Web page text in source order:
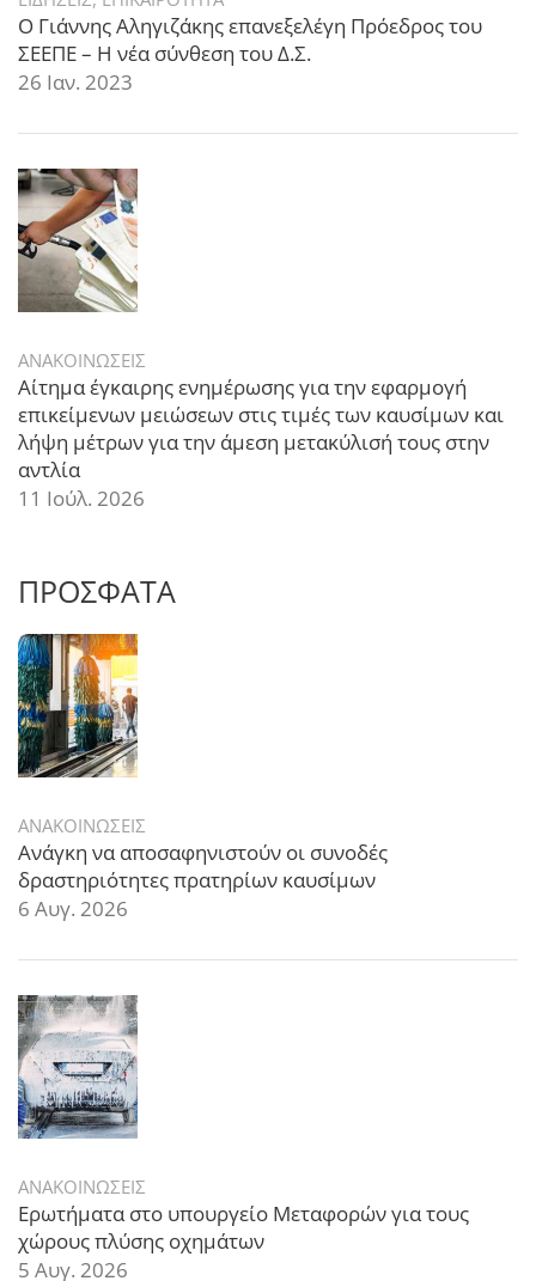
Ο Γιάννης Αληγιζάκης επανεξελέγη Πρόεδρος του
ΣΕΕΠΕ – Η νέα σύνθεση του Δ.Σ.
26 Ιαν. 2023
ΑΝΑΚΟΙΝΩΣΕΙΣ
Αίτημα έγκαιρης ενημέρωσης για την εφαρμογή
επικείμενων μειώσεων στις τιμές των καυσίμων και
λήψη μέτρων για την άμεση μετακύλισή τους στην
αντλία
11 Ιούλ. 2026
ΠΡΟΣΦΑΤΑ
ΑΝΑΚΟΙΝΩΣΕΙΣ
Ανάγκη να αποσαφηνιστούν οι συνοδές
δραστηριότητες πρατηρίων καυσίμων
6 Αυγ. 2026
ΑΝΑΚΟΙΝΩΣΕΙΣ
Ερωτήματα στο υπουργείο Μεταφορών για τους
χώρους πλύσης οχημάτων
5 Αυγ. 2026